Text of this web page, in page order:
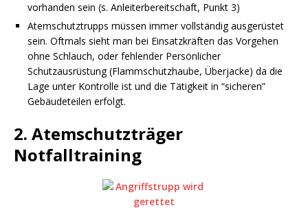
vorhanden sein (s. Anleiterbereitschaft, Punkt 3)
Atemschutztrupps müssen immer vollständig ausgerüstet
sein. Oftmals sieht man bei Einsatzkräften das Vorgehen
ohne Schlauch, oder fehlender Persönlicher
Schutzausrüstung (Flammschutzhaube, Überjacke) da die
Lage unter Kontrolle ist und die Tätigkeit in “sicheren”
Gebäudeteilen erfolgt.
2. Atemschutzträger
Notfalltraining